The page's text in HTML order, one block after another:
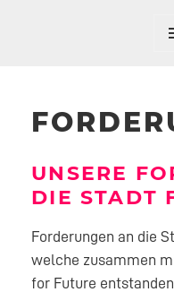
UNSERE
DIE STADT
Forderungen an die
welche zusammen
for Future